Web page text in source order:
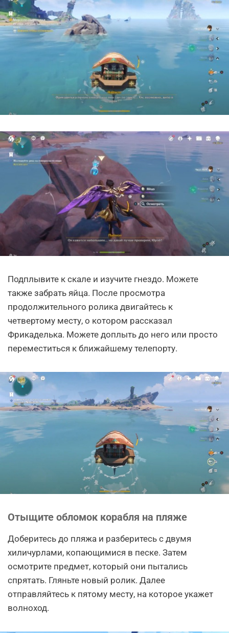
Подплывите к скале и изучите гнездо. Можете
также забрать яйца. После просмотра
продолжительного ролика двигайтесь к
четвертому месту, о котором рассказал
Фрикаделька. Можете доплыть до него или просто
переместиться к ближайшему телепорту.
Отыщите обломок корабля на пляже
Доберитесь до пляжа и разберитесь с двумя
хиличурлами, копающимися в песке. Затем
осмотрите предмет, который они пытались
спрятать. Гляньте новый ролик. Далее
отправляйтесь к пятому месту, на которое укажет
волноход.